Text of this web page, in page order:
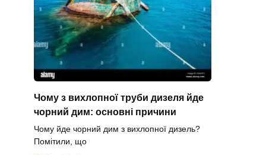
Чому з вихлопної труби дизеля йде
чорний дим: основні причини
Чому йде чорний дим з вихлопної дизель?
Помітили, що